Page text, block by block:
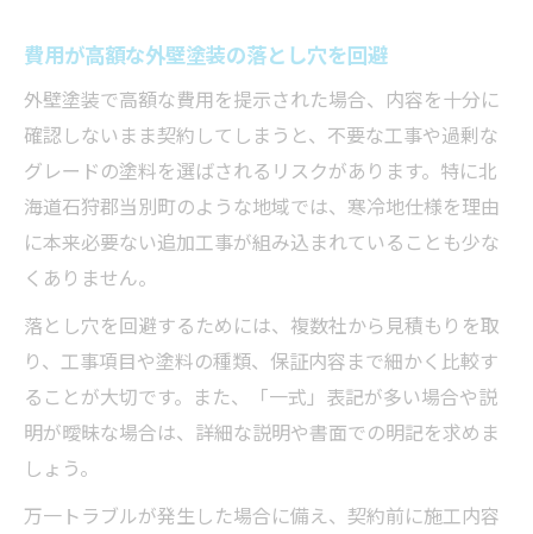
費用が高額な外壁塗装の落とし穴を回避
外壁塗装で高額な費用を提示された場合、内容を十分に
確認しないまま契約してしまうと、不要な工事や過剰な
グレードの塗料を選ばされるリスクがあります。特に北
海道石狩郡当別町のような地域では、寒冷地仕様を理由
に本来必要ない追加工事が組み込まれていることも少な
くありません。
落とし穴を回避するためには、複数社から見積もりを取
り、工事項目や塗料の種類、保証内容まで細かく比較す
ることが大切です。また、「一式」表記が多い場合や説
明が曖昧な場合は、詳細な説明や書面での明記を求めま
しょう。
万一トラブルが発生した場合に備え、契約前に施工内容